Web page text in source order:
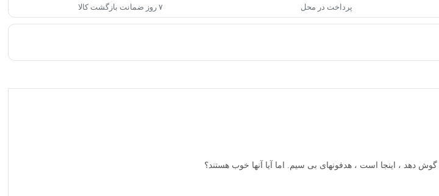
پرداخت در محل ۷ روز ضمانت بازگشت کالا
دهد ، اینجا است ، هدفونهای بی سیم. اما آیا آنها خوب هستند؟